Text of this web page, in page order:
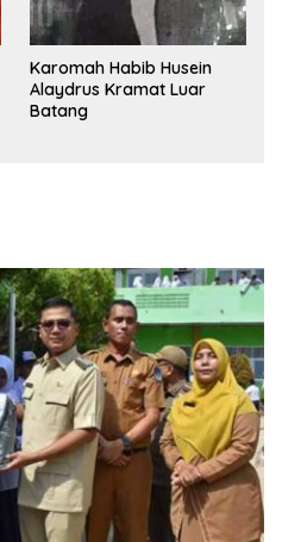
Karomah Habib Husein
Alaydrus Kramat Luar
Batang